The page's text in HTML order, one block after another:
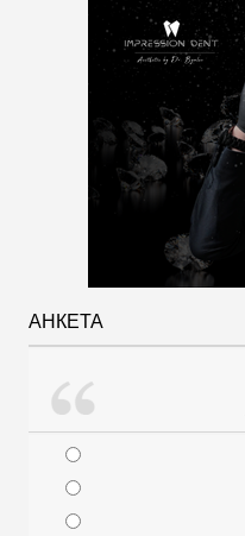
АНКЕТА